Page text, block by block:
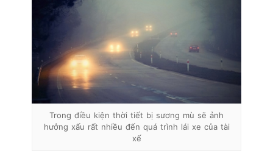
Trong điều kiện thời tiết bị sương mù sẽ ảnh
hưởng xấu rất nhiều đến quá trình lái xe của tài
xế